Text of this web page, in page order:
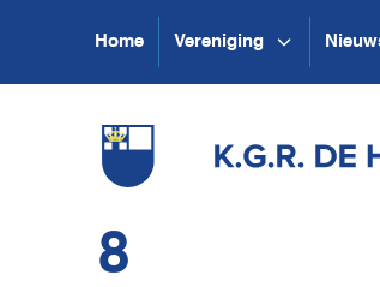
Home Vereniging
8